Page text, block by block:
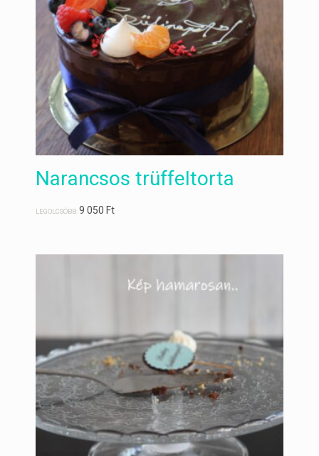
Narancsos trüffeltorta
LEGOLCSÓBB:9 050Ft